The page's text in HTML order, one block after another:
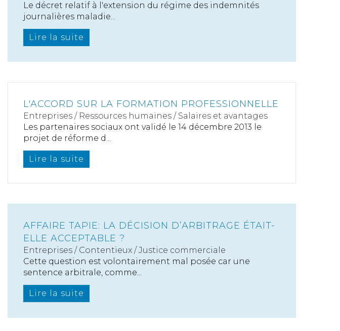
Le décret relatif à l'extension du régime des indemnités
journalières maladie...
Lire la suite
L'ACCORD SUR LA FORMATION PROFESSIONNELLE
Entreprises / Ressources humaines / Salaires et avantages
Les partenaires sociaux ont validé le 14 décembre 2013 le
projet de réforme d...
Lire la suite
AFFAIRE TAPIE: LA DÉCISION D’ARBITRAGE ÉTAIT-
ELLE ACCEPTABLE ?
Entreprises / Contentieux /Justice commerciale
Cette question est volontairement mal posée car une
sentence arbitrale, comme...
Lire la suite